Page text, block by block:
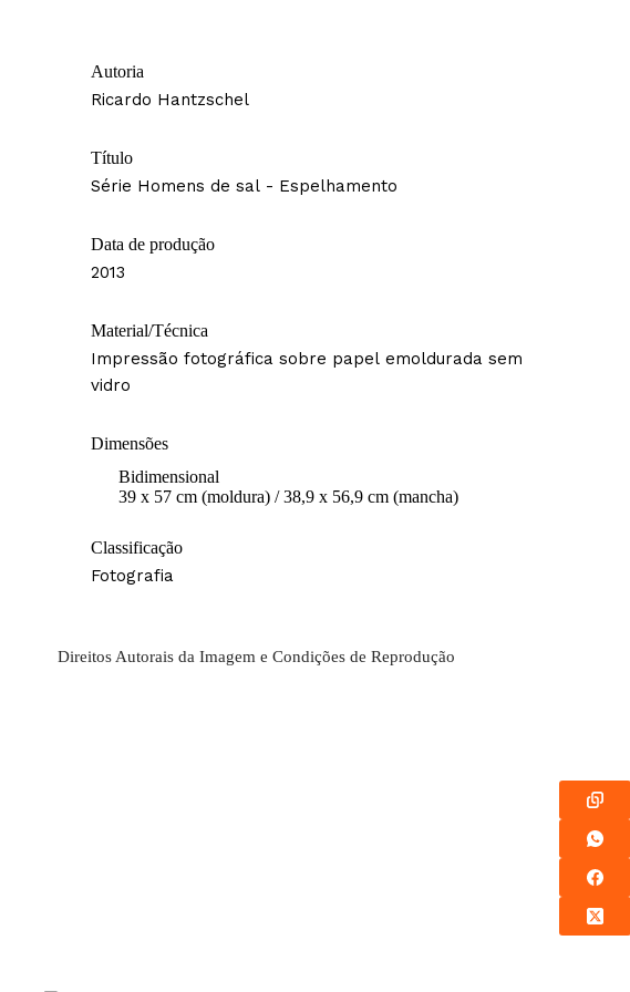
Autoria
Ricardo Hantzschel
Título
Série Homens de sal - Espelhamento
Data de produção
2013
Material/Técnica
Impressão fotográfica sobre papel emoldurada sem
vidro
Dimensões
Bidimensional
39 x 57 cm (moldura) / 38,9 x 56,9 cm (mancha)
Classificação
Fotografia
Direitos Autorais da Imagem e Condições de Reprodução